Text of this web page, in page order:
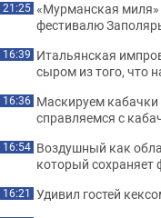
21:25 «Мурманская миля»
фестивалю
16:39 Итальянская
сыром из того, что
16:36 Маскируем кабачки
справляемся с
16:54 Воздушный как
который сохраняет
16:21 Удивил гостей